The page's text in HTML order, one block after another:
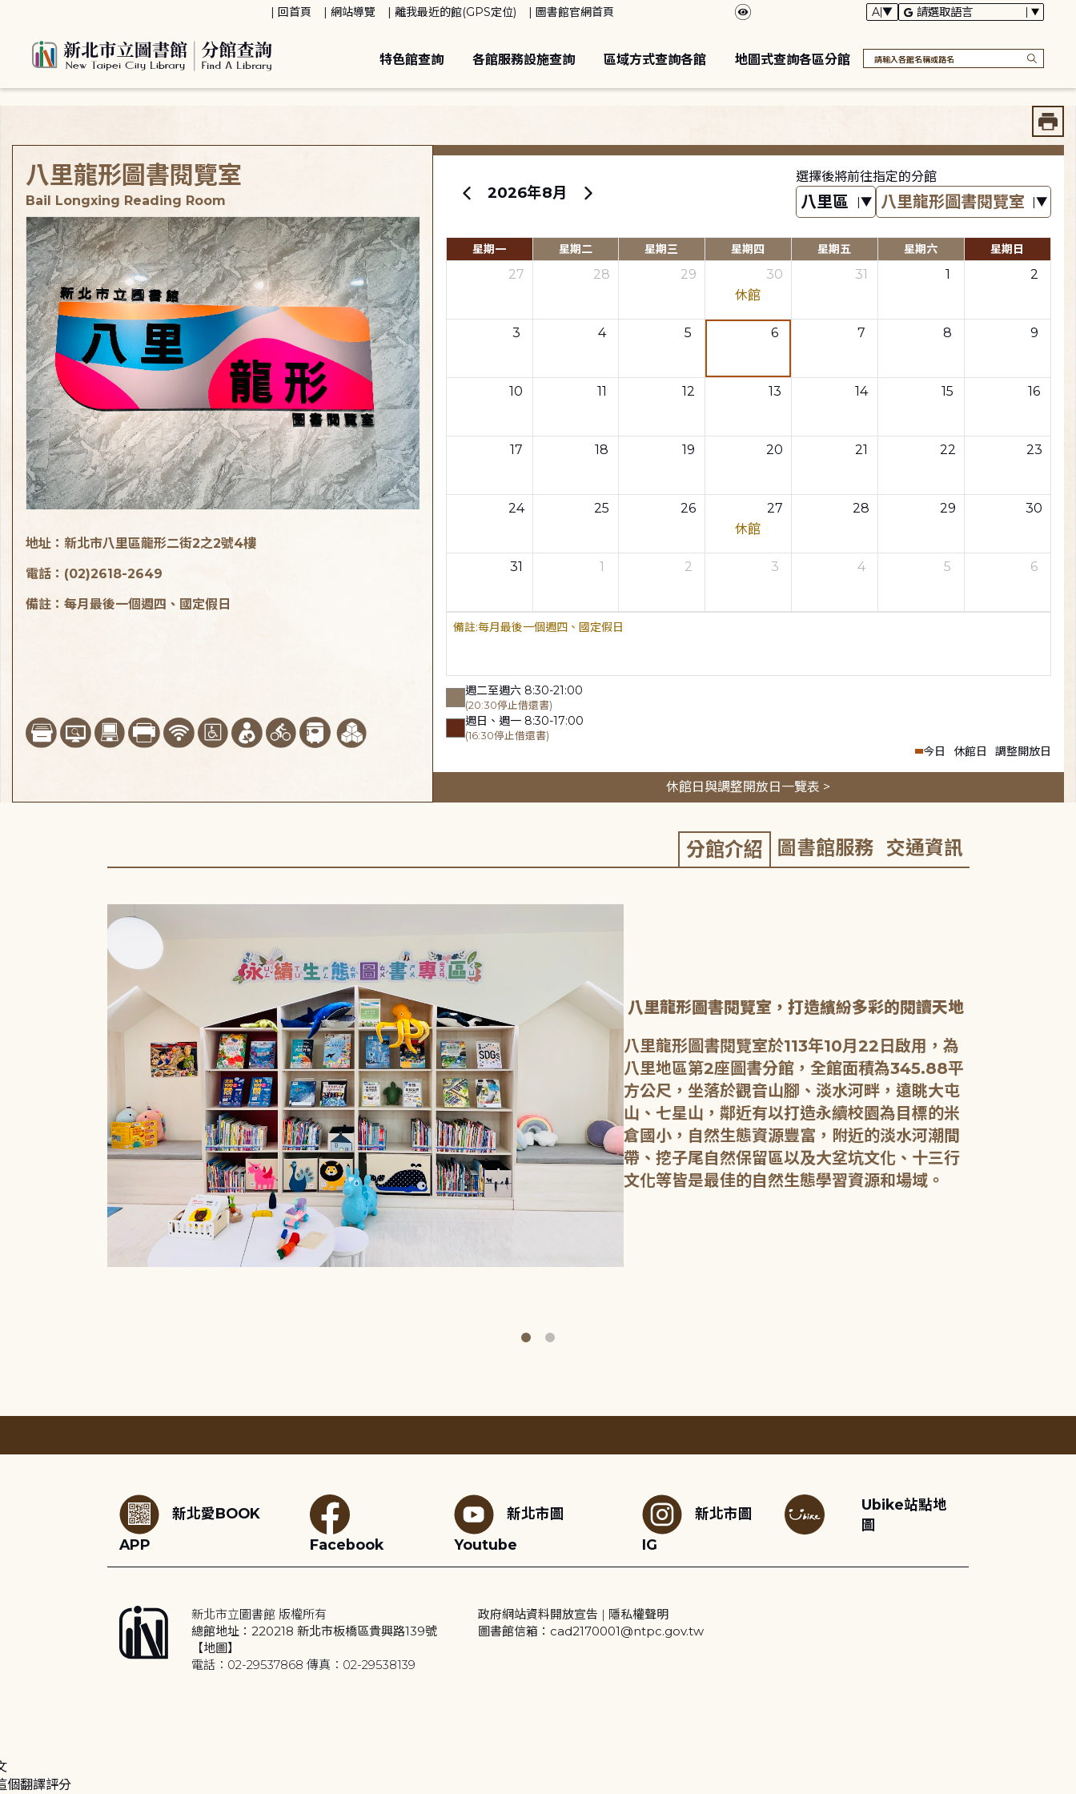
回首頁 網站導覽 離我最近的館(GPS定位) 圖書館官網首頁
特色館查詢 各館服務設施查詢 區域方式查詢各館 地圖式查詢各區分館
2026年8月
選擇後將前往指定的分館
星期一 星期二 星期三 星期四 星期五 星期六 星期日
27 28 29
30
休館
31 1 2
3 4 5 6 7 8 9
10 11 12 13 14 15 16
17 18 19 20 21 22 23
24 25 26
27
休館
28 29 30
31 1 2 3 4 5 6
每月最後一個週四、國定假日
週二至週六 8:30-21:00
(20:30停止借還書)
週日、週一 8:30-17:00
(16:30停止借還書)
今日 休館日 調整開放日
休館日與調整開放日一覽表 >
八里龍形圖書閱覽室
Bail Longxing Reading Room
地址：新北市八里區龍形二街2之2號4樓
電話：(02)2618-2649
備註：每月最後一個週四、國定假日
分館介紹 圖書館服務 交通資訊
八里龍形圖書閱覽室，打造繽紛多彩的閱讀天地
八里龍形圖書閱覽室於113年10月22日啟用，為
八里地區第2座圖書分館，全館面積為345.88平
方公尺，坐落於觀音山腳、淡水河畔，遠眺大屯
山、七星山，鄰近有以打造永續校園為目標的米
倉國小，自然生態資源豐富，附近的淡水河潮間
帶、挖子尾自然保留區以及大坌坑文化、十三行
新北愛BOOK
APP
Facebook
新北市圖
Youtube
新北市圖
IG
Ubike站點地
圖
新北市立圖書館 版權所有
總館地址：220218 新北市板橋區貴興路139號
【地圖】
電話：02-29537868 傳真：02-29538139
政府網站資料開放宣告 | 隱私權聲明
圖書館信箱：cad2170001@ntpc.gov.tw
個翻譯評分